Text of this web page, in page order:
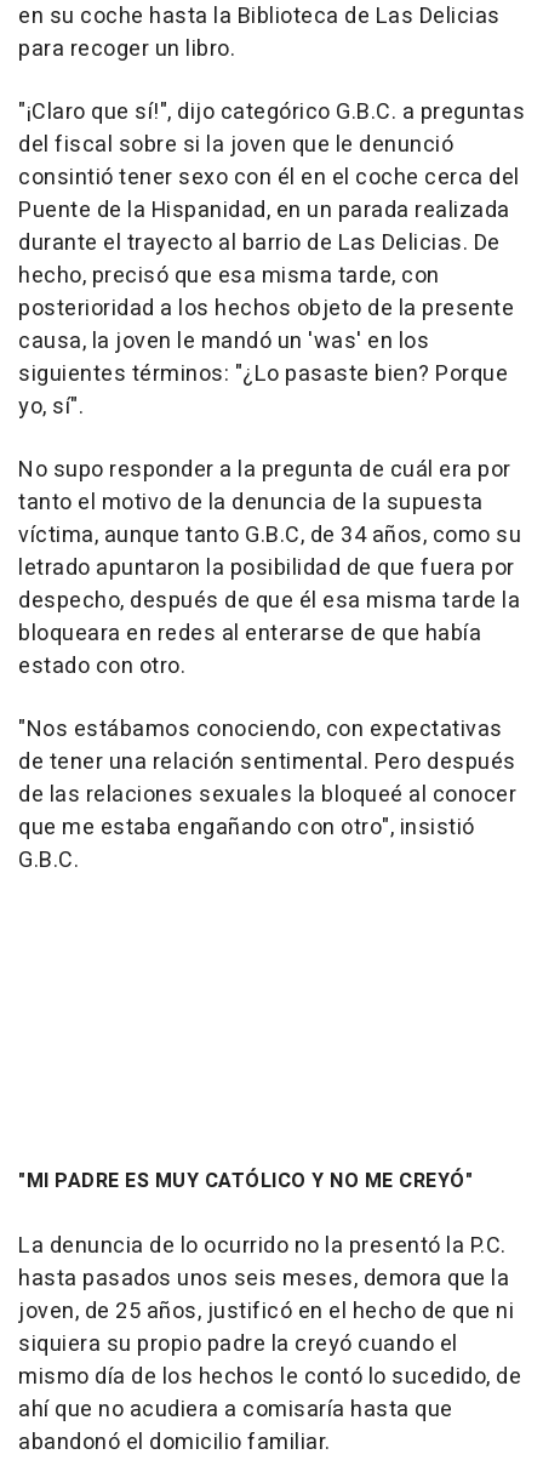
en su coche hasta la Biblioteca de Las Delicias
para recoger un libro.
"¡Claro que sí!", dijo categórico G.B.C. a preguntas
del fiscal sobre si la joven que le denunció
consintió tener sexo con él en el coche cerca del
Puente de la Hispanidad, en un parada realizada
durante el trayecto al barrio de Las Delicias. De
hecho, precisó que esa misma tarde, con
posterioridad a los hechos objeto de la presente
causa, la joven le mandó un 'was' en los
siguientes términos: "¿Lo pasaste bien? Porque
yo, sí".
No supo responder a la pregunta de cuál era por
tanto el motivo de la denuncia de la supuesta
víctima, aunque tanto G.B.C, de 34 años, como su
letrado apuntaron la posibilidad de que fuera por
despecho, después de que él esa misma tarde la
bloqueara en redes al enterarse de que había
estado con otro.
"Nos estábamos conociendo, con expectativas
de tener una relación sentimental. Pero después
de las relaciones sexuales la bloqueé al conocer
que me estaba engañando con otro", insistió
G.B.C.
"MI PADRE ES MUY CATÓLICO Y NO ME CREYÓ"
La denuncia de lo ocurrido no la presentó la P.C.
hasta pasados unos seis meses, demora que la
joven, de 25 años, justificó en el hecho de que ni
siquiera su propio padre la creyó cuando el
mismo día de los hechos le contó lo sucedido, de
ahí que no acudiera a comisaría hasta que
abandonó el domicilio familiar.